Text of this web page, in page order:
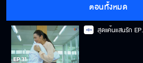
ตอนทั้งหมด
สุดแค้นแสนรัก